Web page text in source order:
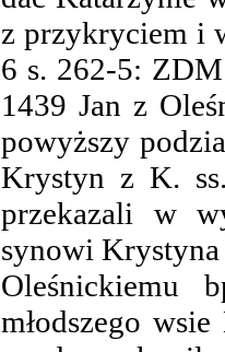
z przykryciem i
6 s. 262-5:
1439 Jan z
powyższy
Krystyn z K.
przekazali w
synowi Krystyna
Oleśnickiemu
młodszego